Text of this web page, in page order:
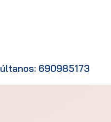
690985173